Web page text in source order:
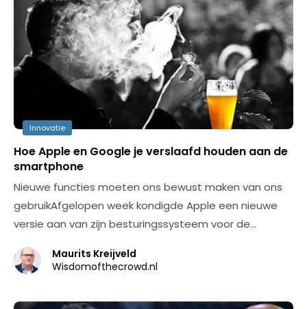
Innovatie
Hoe Apple en Google je verslaafd houden aan de
smartphone
Nieuwe functies moeten ons bewust maken van ons
gebruikAfgelopen week kondigde Apple een nieuwe
versie aan van zijn besturingssysteem voor de…
Maurits Kreijveld
Wisdomofthecrowd.nl